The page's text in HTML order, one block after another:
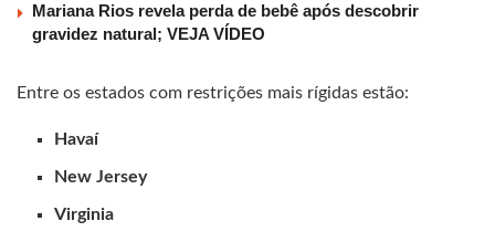
Mariana Rios revela perda de bebê após descobrir
gravidez natural; VEJA VÍDEO
Entre os estados com restrições mais rígidas estão:
Havaí
New Jersey
Virginia